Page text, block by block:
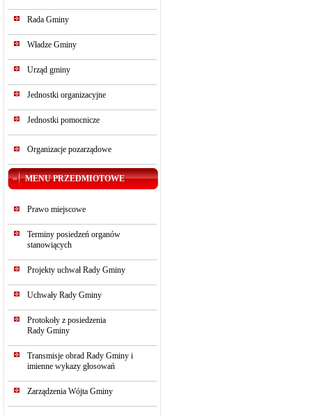
Rada Gminy
Władze Gminy
Urząd gminy
Jednostki organizacyjne
Jednostki pomocnicze
Organizacje pozarządowe
MENU PRZEDMIOTOWE
Prawo miejscowe
Terminy posiedzeń organów
stanowiących
Projekty uchwał Rady Gminy
Uchwały Rady Gminy
Protokoły z posiedzenia
Rady Gminy
Transmisje obrad Rady Gminy i
imienne wykazy głosowań
Zarządzenia Wójta Gminy